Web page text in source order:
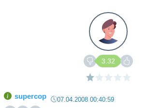
3.32
supercop 07.04.2008 00:40:59